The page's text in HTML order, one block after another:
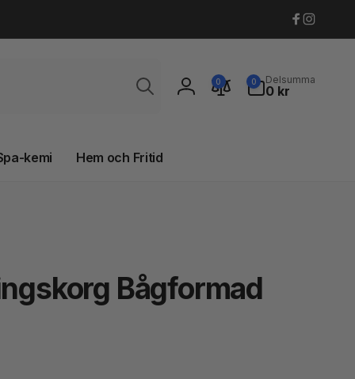
Facebook
Logga
0 0
artiklar
Delsumma
0 kr
kemi Hem och Fritid
Bågformad